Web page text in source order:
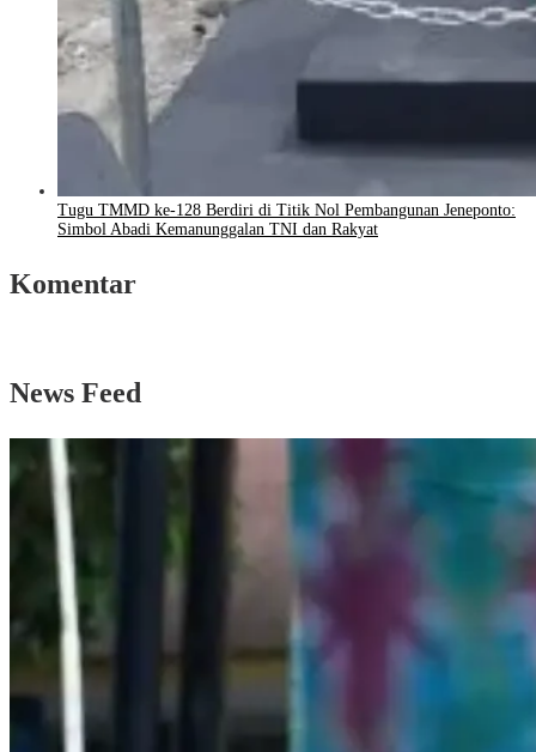
Tugu TMMD ke-128 Berdiri di Titik Nol Pembangunan Jeneponto:
Simbol Abadi Kemanunggalan TNI dan Rakyat
Komentar
News Feed